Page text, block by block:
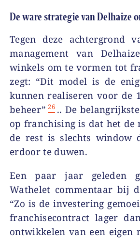
De ware strategie van Delhaize
Tegen deze achtergrond
management van
winkels om te vormen tot
zegt: “Dit model is de
kunnen realiseren voor de
beheer” 26 .. De
op franchising is dat het
de rest is slechts window
erdoor te duwen.
Een paar jaar geleden
Wathelet commentaar bij
“Zo is de investering
franchisecontract lager
ontwikkelen van een eigen